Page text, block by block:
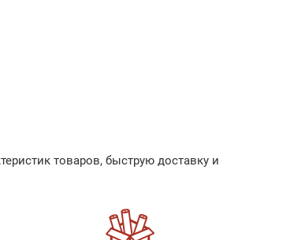
товаров, быструю доставку и